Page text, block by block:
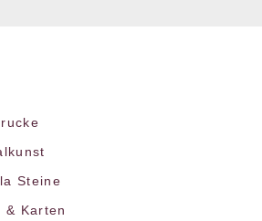
Steine
& Karten